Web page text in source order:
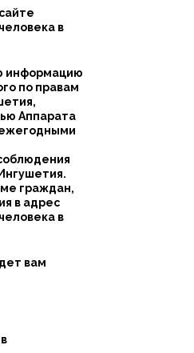
в
информацию
по правам
Аппарата
граждан,
в адрес
в
вам